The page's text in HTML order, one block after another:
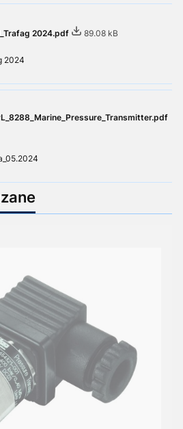
2024.pdf 89.08 kB
2024